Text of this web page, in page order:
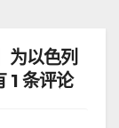
为以色列
1 条评论